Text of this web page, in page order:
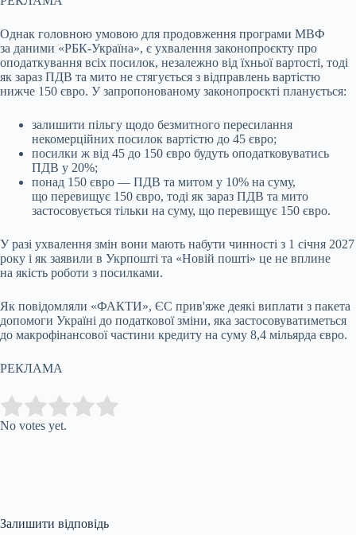
Однак головною умовою для продовження програми МВФ
за даними «РБК-Україна», є ухвалення законопроєкту про
оподаткування всіх посилок, незалежно від їхньої вартості, тоді
як зараз ПДВ та мито не стягується з відправлень вартістю
нижче 150 євро. У запропонованому законопроєкті планується:
залишити пільгу щодо безмитного пересилання
некомерційних посилок вартістю до 45 євро;
посилки ж від 45 до 150 євро будуть оподатковуватись
ПДВ у 20%;
понад 150 євро — ПДВ та митом у 10% на суму,
що перевищує 150 євро, тоді як зараз ПДВ та мито
застосовується тільки на суму, що перевищує 150 євро.
У разі ухвалення змін вони мають набути чинності з 1 січня 2027
року і як заявили в Укрпошті та «Новій пошті» це не вплине
на якість роботи з посилками.
Як повідомляли «ФАКТИ», ЄС прив'яже деякі виплати з пакета
допомоги Україні до податкової зміни, яка застосовуватиметься
до макрофінансової частини кредиту на суму 8,4 мільярда євро.
РЕКЛАМА
Rate this item:
No votes yet.
Залишити відповідь